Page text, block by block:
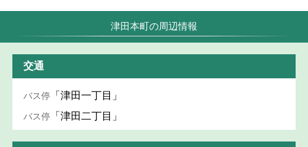
津田本町の周辺情報
交通
バス停 「津田一丁目」
バス停 「津田二丁目」